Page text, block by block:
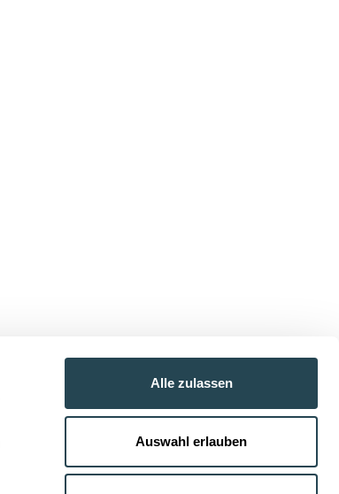
Alle zulassen
Auswahl erlauben